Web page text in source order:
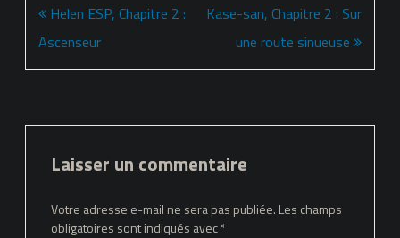
Navigation
de
l’article
Helen ESP, Chapitre 2 :
Ascenseur
Kase-san, Chapitre 2 : Sur
une route sinueuse
Laisser un commentaire
Votre adresse e-mail ne sera pas publiée. Les champs
obligatoires sont indiqués avec*